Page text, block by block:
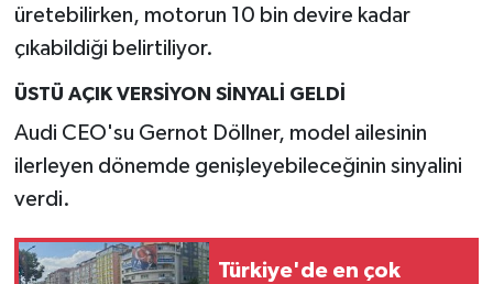
üretebilirken, motorun 10 bin devire kadar
çıkabildiği belirtiliyor.
ÜSTÜ AÇIK VERSİYON SİNYALİ GELDİ
Audi CEO'su Gernot Döllner, model ailesinin
ilerleyen dönemde genişleyebileceğinin sinyalini
verdi.
Türkiye'de en çok
Şaphane
Simav
Siyaset
Spor
Tavşanlı